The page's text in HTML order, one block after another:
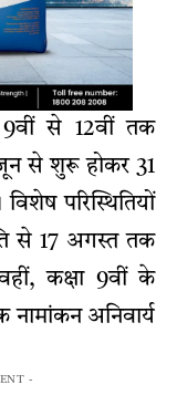
से 12वीं तक
जून से शुरू होकर 31
परिस्थितियों
से 17 अगस्त तक
कक्षा 9वीं के
नामांकन अनिवार्य
-